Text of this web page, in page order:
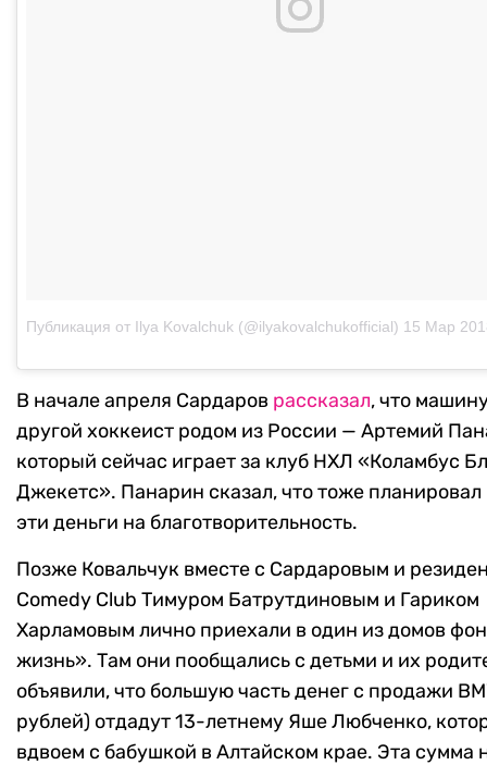
Публикация от Ilya Kovalchuk (@ilyakovalchukofficial) 15 Мар 2018
В начале апреля Сардаров рассказал, что
другой хоккеист родом из России — Артемий
который сейчас играет за клуб НХЛ «Коламбус
Джекетс». Панарин сказал, что тоже планировал
эти деньги на благотворительность.
Позже Ковальчук вместе с Сардаровым и
Comedy Club Тимуром Батрутдиновым и Гариком
Харламовым лично приехали в один из домов
жизнь». Там они пообщались с детьми и их
объявили, что большую часть денег с продажи
рублей) отдадут 13-летнему Яше Любченко,
вдвоем с бабушкой в Алтайском крае. Эта сумма